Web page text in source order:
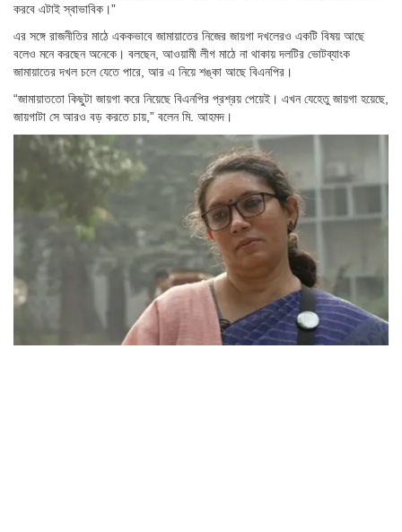
করবে এটাই স্বাভাবিক।”
এর সঙ্গে রাজনীতির মাঠে এককভাবে জামায়াতের নিজের জায়গা দখলেরও একটি বিষয় আছে
বলেও মনে করছেন অনেকে। বলছেন, আওয়ামী লীগ মাঠে না থাকায় দলটির ভোটব্যাংক
জামায়াতের দখল চলে যেতে পারে, আর এ নিয়ে শঙ্কা আছে বিএনপির।
“জামায়াততো কিছুটা জায়গা করে নিয়েছে বিএনপির প্রশ্রয় পেয়েই। এখন যেহেতু জায়গা হয়েছে,
জায়গাটা সে আরও বড় করতে চায়,” বলেন মি. আহমদ।